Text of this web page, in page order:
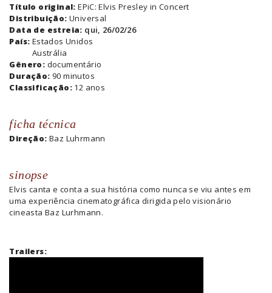
Título original:EPiC: Elvis Presley in Concert
Distribuição: Universal
Data de estreia: qui, 26/02/26
País: Estados Unidos
Austrália
Gênero: documentário
Duração: 90 minutos
Classificação: 12 anos
ficha técnica
Direção: Baz Luhrmann
sinopse
Elvis canta e conta a sua história como nunca se viu antes em
uma experiência cinematográfica dirigida pelo visionário
cineasta Baz Lurhmann.
Trailers: